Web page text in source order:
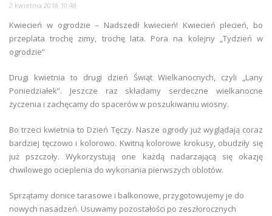
2 kwietnia 2018 10:48
Kwiecień w ogrodzie – Nadszedł kwiecień! Kwiecień plecień, bo
przeplata trochę zimy, trochę lata. Pora na kolejny „Tydzień w
ogrodzie”
Drugi kwietnia to drugi dzień Świąt Wielkanocnych, czyli „Lany
Poniedziałek”. Jeszcze raz składamy serdeczne wielkanocne
życzenia i zachęcamy do spacerów w poszukiwaniu wiosny.
Bo trzeci kwietnia to Dzień Tęczy. Nasze ogrody już wyglądają coraz
bardziej tęczowo i kolorowo. Kwitną kolorowe krokusy, obudziły się
już pszczoły. Wykorzystują one każdą nadarzającą się okazję
chwilowego ocieplenia do wykonania pierwszych oblotów.
Sprzątamy donice tarasowe i balkonowe, przygotowujemy je do
nowych nasadzeń. Usuwamy pozostałości po zeszłorocznych